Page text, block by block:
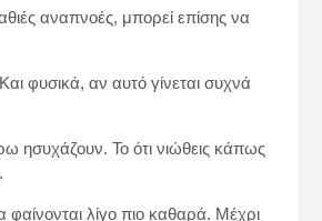
αναπνοές, μπορεί επίσης να
φυσικά, αν αυτό γίνεται συχνά
ησυχάζουν. Το ότι νιώθεις κάπως
λίγο πιο καθαρά. Μέχρι